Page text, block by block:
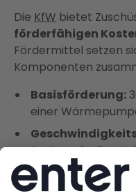
Die KfW bietet
förderfähigen
Fördermittel setzen
Komponenten
Basisförderung:
einer
Austausch alter
Gasheizungen
um 4